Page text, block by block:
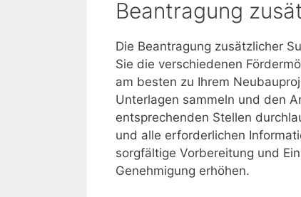
Beantragung
Die Beantragung zusätzlicher
Sie die verschiedenen
am besten zu Ihrem
Unterlagen sammeln und den
entsprechenden Stellen
und alle erforderlichen
sorgfältige Vorbereitung und
Genehmigung erhöhen.